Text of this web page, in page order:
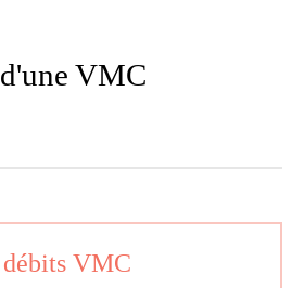
VMC
VMC